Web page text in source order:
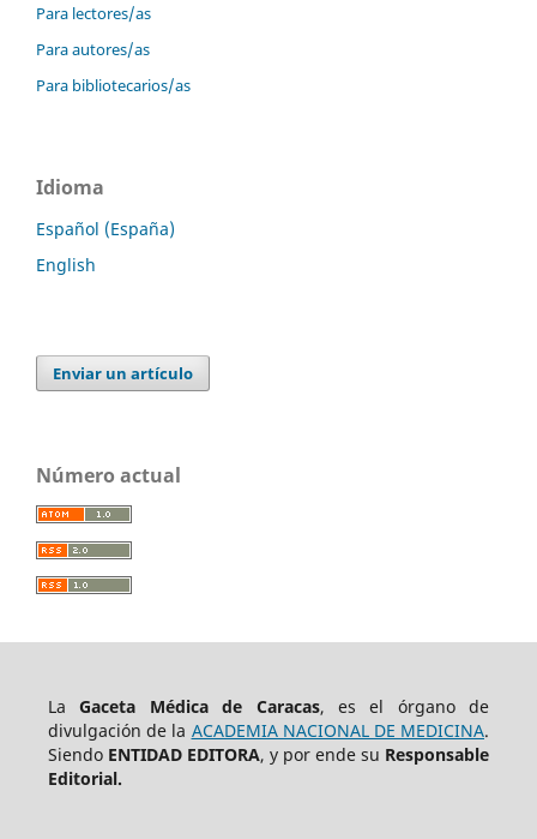
Para lectores/as
Para autores/as
Para bibliotecarios/as
Idioma
Español (España)
English
Enviar un artículo
Número actual
LaGaceta Médica de Caracas, es el órgano de
divulgación de la ACADEMIA NACIONAL DE MEDICINA.
Siendo ENTIDAD EDITORA, y por ende su Responsable
Editorial.